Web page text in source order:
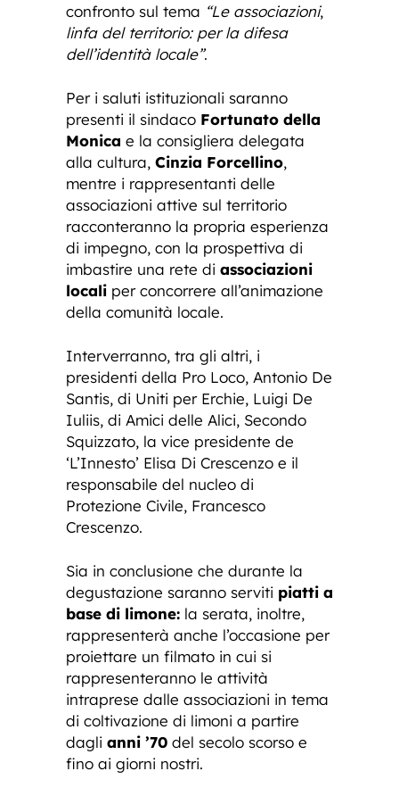
confronto sul tema “Le associazioni,
linfa del territorio: per la difesa
dell’identità locale”.
Per i saluti istituzionali saranno
presenti il sindaco Fortunato della
Monica e la consigliera delegata
alla cultura, Cinzia Forcellino,
mentre i rappresentanti delle
associazioni attive sul territorio
racconteranno la propria esperienza
di impegno, con la prospettiva di
imbastire una rete di associazioni
locali per concorrere all’animazione
della comunità locale.
Interverranno, tra gli altri, i
presidenti della Pro Loco, Antonio De
Santis, di Uniti per Erchie, Luigi De
Iuliis, di Amici delle Alici, Secondo
Squizzato, la vice presidente de
‘L’Innesto’ Elisa Di Crescenzo e il
responsabile del nucleo di
Protezione Civile, Francesco
Crescenzo.
Sia in conclusione che durante la
degustazione saranno serviti piatti a
base di limone: la serata, inoltre,
rappresenterà anche l’occasione per
proiettare un filmato in cui si
rappresenteranno le attività
intraprese dalle associazioni in tema
di coltivazione di limoni a partire
dagli anni ’70 del secolo scorso e
fino ai giorni nostri.